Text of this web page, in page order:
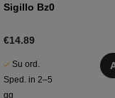
Sigillo Bz0
€14.89
Su ord.
Sped. in 2–5
gg